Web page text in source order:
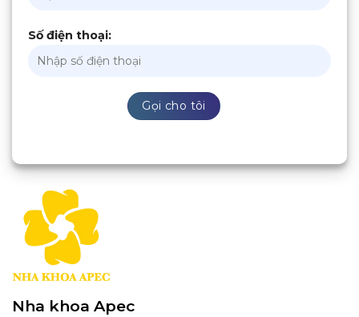
Số điện thoại:
Nha khoa Apec